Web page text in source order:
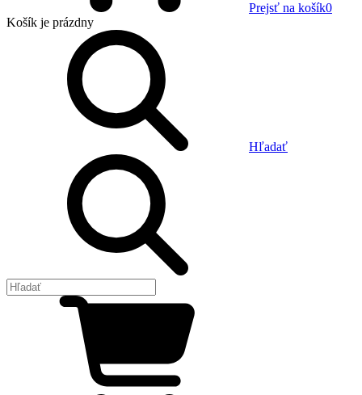
Prejsť na košík0
Košík je prázdny
Hľadať